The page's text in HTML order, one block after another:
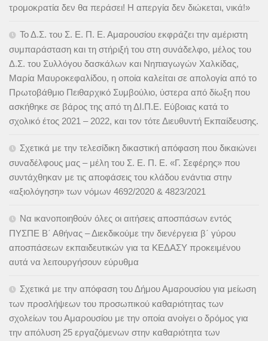
τρομοκρατία δεν θα περάσει! Η απεργία δεν διώκεται, νικά!»
Το Δ.Σ. του Σ. Ε. Π. Ε. Αμαρουσίου εκφράζει την αμέριστη
συμπαράσταση και τη στήριξή του στη συνάδελφο, μέλος του
Δ.Σ. του Συλλόγου δασκάλων και Νηπιαγωγών Χαλκίδας,
Μαρία Μαυροκεφαλίδου, η οποία καλείται σε απολογία από το
Πρωτοβάθμιο Πειθαρχικό Συμβούλιο, ύστερα από δίωξη που
ασκήθηκε σε βάρος της από τη ΔΙ.Π.Ε. Εύβοιας κατά το
σχολικό έτος 2021 – 2022, και τον τότε Διευθυντή Εκπαίδευσης.
Σχετικά με την τελεσίδικη δικαστική απόφαση που δικαιώνει
συναδέλφους μας – μέλη του Σ. Ε. Π. Ε. «Γ. Σεφέρης» που
συντάχθηκαν με τις αποφάσεις του κλάδου ενάντια στην
«αξιολόγηση» των νόμων 4692/2020 & 4823/2021
Να ικανοποιηθούν όλες οι αιτήσεις αποσπάσων εντός
ΠΥΣΠΕ Β΄ Αθήνας – Διεκδικούμε την διενέργεια β΄ γύρου
αποσπάσεων εκπαιδευτικών για τα ΚΕΔΑΣΥ προκειμένου
αυτά να λειτουργήσουν εύρυθμα
Σχετικά με την απόφαση του Δήμου Αμαρουσίου για μείωση
των προσλήψεων του προσωπικού καθαριότητας των
σχολείων του Αμαρουσίου με την οποία ανοίγει ο δρόμος για
την απόλυση 25 εργαζόμενων στην καθαριότητα των